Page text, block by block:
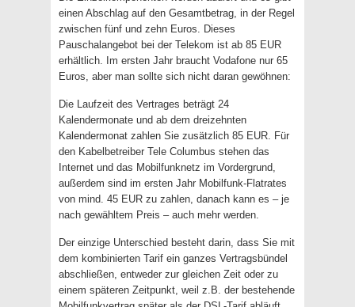
einen Abschlag auf den Gesamtbetrag, in der Regel
zwischen fünf und zehn Euros. Dieses
Pauschalangebot bei der Telekom ist ab 85 EUR
erhältlich. Im ersten Jahr braucht Vodafone nur 65
Euros, aber man sollte sich nicht daran gewöhnen:
Die Laufzeit des Vertrages beträgt 24
Kalendermonate und ab dem dreizehnten
Kalendermonat zahlen Sie zusätzlich 85 EUR. Für
den Kabelbetreiber Tele Columbus stehen das
Internet und das Mobilfunknetz im Vordergrund,
außerdem sind im ersten Jahr Mobilfunk-Flatrates
von mind. 45 EUR zu zahlen, danach kann es – je
nach gewähltem Preis – auch mehr werden.
Der einzige Unterschied besteht darin, dass Sie mit
dem kombinierten Tarif ein ganzes Vertragsbündel
abschließen, entweder zur gleichen Zeit oder zu
einem späteren Zeitpunkt, weil z.B. der bestehende